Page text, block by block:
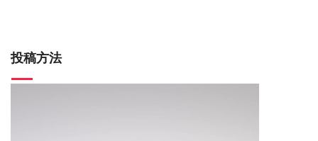
投稿方法